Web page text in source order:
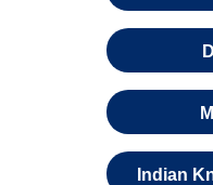
Indian